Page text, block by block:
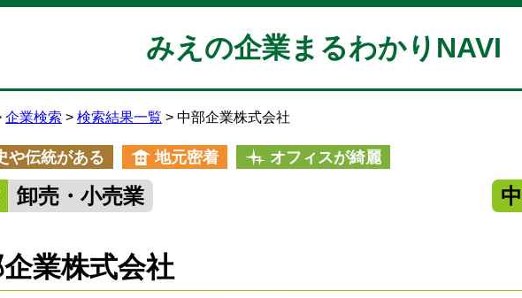
みえの企業まるわかりNAVI
企業検索 検索結果一覧 中部企業株式会社
や伝統がある 地元密着 オフィスが綺麗
卸売・小売業
業株式会社